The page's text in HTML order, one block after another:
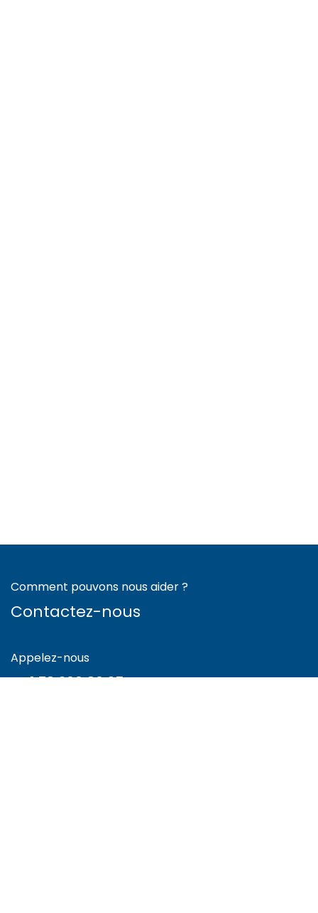
Comment pouvons nous aider ?
Contactez-nous
Appelez-nous
+41 78 300 80 35